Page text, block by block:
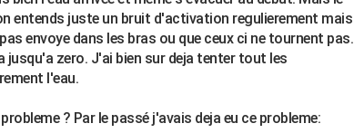
entends juste un bruit d'activation regulierement mais
envoye dans les bras ou que ceux ci ne tournent pas.
jusqu'a zero. J'ai bien sur deja tenter tout les
l'eau.
? Par le passé j'avais deja eu ce probleme: